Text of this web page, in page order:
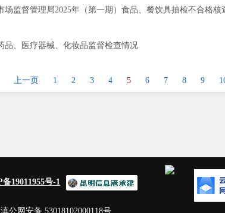
场监督管理局2025年（第一期）食品、餐饮具抽检不合格
品、医疗器械、化妆品监督检查情况
上一页 1 2 3 4 5 6 7 8 9
19011955号-1
滇公网安备 53018102000118号